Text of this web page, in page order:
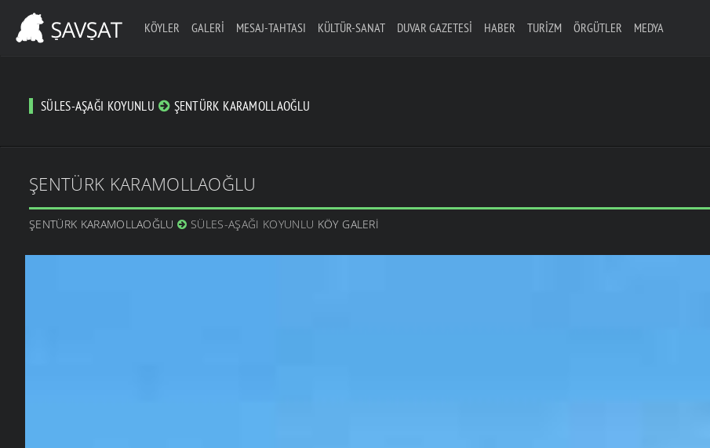
KÖYLER GALERI MESAJ-TAHTASI KÜLTÜR-SANAT DUVAR GAZETESI HABER TURIZM ÖRGÜTLER MEDYA
SÜLES-AŞAĞI KOYUNLU ŞENTÜRK KARAMOLLAOĞLU
ŞENTÜRK KARAMOLLAOĞLU
ŞENTÜRK KARAMOLLAOĞLU SÜLES-AŞAĞI KOYUNLU KÖY GALERI